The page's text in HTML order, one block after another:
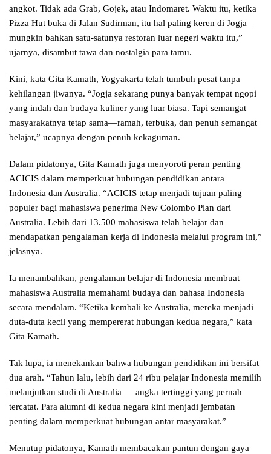
angkot. Tidak ada Grab, Gojek, atau Indomaret. Waktu itu, ketika
Pizza Hut buka di Jalan Sudirman, itu hal paling keren di Jogja—
mungkin bahkan satu-satunya restoran luar negeri waktu itu,”
ujarnya, disambut tawa dan nostalgia para tamu.
Kini, kata Gita Kamath, Yogyakarta telah tumbuh pesat tanpa
kehilangan jiwanya. “Jogja sekarang punya banyak tempat ngopi
yang indah dan budaya kuliner yang luar biasa. Tapi semangat
masyarakatnya tetap sama—ramah, terbuka, dan penuh semangat
belajar,” ucapnya dengan penuh kekaguman.
Dalam pidatonya, Gita Kamath juga menyoroti peran penting
ACICIS dalam memperkuat hubungan pendidikan antara
Indonesia dan Australia. “ACICIS tetap menjadi tujuan paling
populer bagi mahasiswa penerima New Colombo Plan dari
Australia. Lebih dari 13.500 mahasiswa telah belajar dan
mendapatkan pengalaman kerja di Indonesia melalui program ini,”
jelasnya.
Ia menambahkan, pengalaman belajar di Indonesia membuat
mahasiswa Australia memahami budaya dan bahasa Indonesia
secara mendalam. “Ketika kembali ke Australia, mereka menjadi
duta-duta kecil yang mempererat hubungan kedua negara,” kata
Gita Kamath.
Tak lupa, ia menekankan bahwa hubungan pendidikan ini bersifat
dua arah. “Tahun lalu, lebih dari 24 ribu pelajar Indonesia memilih
melanjutkan studi di Australia — angka tertinggi yang pernah
tercatat. Para alumni di kedua negara kini menjadi jembatan
penting dalam memperkuat hubungan antar masyarakat.”
Menutup pidatonya, Kamath membacakan pantun dengan gaya